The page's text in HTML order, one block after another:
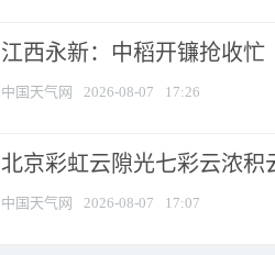
江西永新：中稻开镰抢收忙
中国天气网 2026-08-07 17:26
北京彩虹云隙光七彩云浓积
中国天气网 2026-08-07 17:07